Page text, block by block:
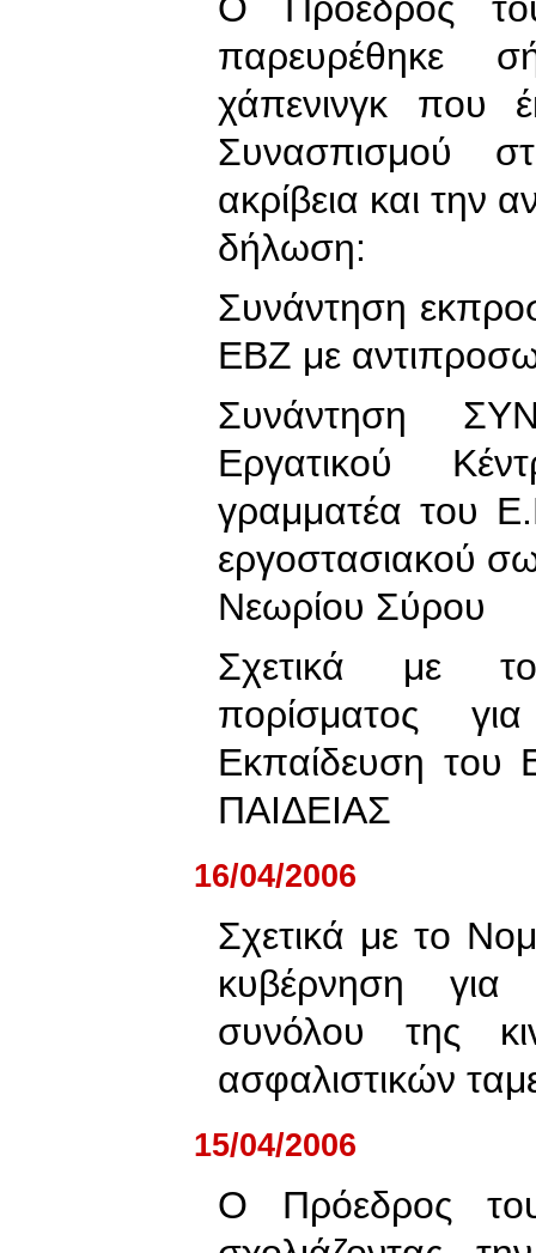
παρευρέθηκε
χάπενινγκ που
Συνασπισμού
ακρίβεια και την
δήλωση:
Συνάντηση
ΕΒΖ με
Συνάντηση
Εργατικού
γραμματέα του
εργοστασιακού
Νεωρίου Σύρου
Σχετικά με
πορίσματος
Εκπαίδευση
ΠΑΙΔΕΙΑΣ
16/04/2006
Σχετικά με το
κυβέρνηση
συνόλου της
ασφαλιστικών
15/04/2006
Ο Πρόεδρος